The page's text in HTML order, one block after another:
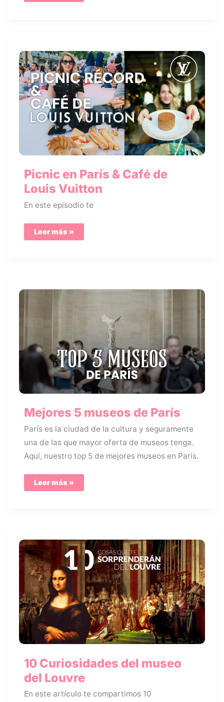
la
moda
en
París
Picnic en París & Café de
Louis Vuitton
En este episodio te
Picnic
en
Leer más »
Mejores 5 museos de París
París es la ciudad de la cultura y seguramente
una de las que mayor oferta de museos tenga.
Aquí, nuestro top 5 de mejores museos en París.
Mejores
5
Leer más »
10 Curiosidades del museo
del Louvre
En este artículo te compartimos 10